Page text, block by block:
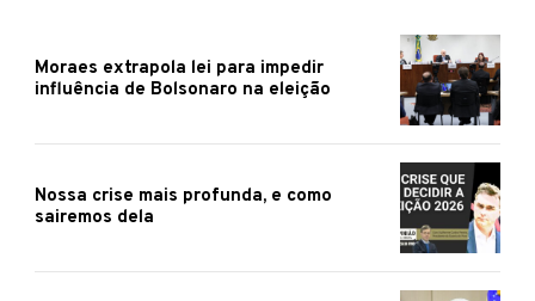
Moraes extrapola lei para impedir
influência de Bolsonaro na eleição
Nossa crise mais profunda, e como
sairemos dela